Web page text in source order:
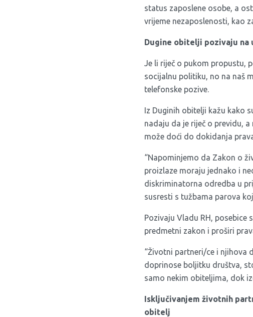
status zaposlene osobe, a
vrijeme nezaposlenosti, kao
Dugine obitelji pozivaju na
Je li riječ o pukom propustu,
socijalnu politiku, no na naš
telefonske pozive.
Iz Duginih obitelji kažu kako
nadaju da je riječ o previdu,
može doći do dokidanja
“Napominjemo da Zakon o
proizlaze moraju jednako i
diskriminatorna odredba u
susresti s tužbama parova
Pozivaju Vladu RH,
predmetni zakon i proširi
“Životni partneri/ce i njihova
doprinose boljitku društva,
samo nekim obiteljima, dok
Isključivanjem životnih
obitelj